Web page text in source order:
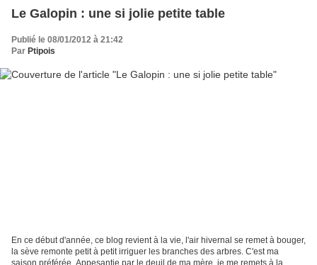
Le Galopin : une si jolie petite table
Publié le 08/01/2012 à 21:42
Par Ptipois
En ce début d'année, ce blog revient à la vie, l'air hivernal se remet à bouger,
la sève remonte petit à petit irriguer les branches des arbres. C'est ma
saison préférée. Appesantie par le deuil de ma mère, je me remets à la